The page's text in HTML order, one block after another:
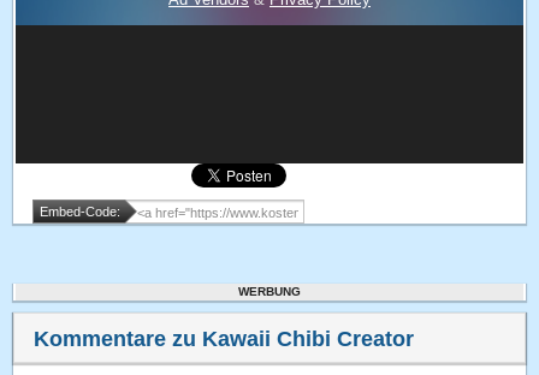
Embed-Code:
WERBUNG
Kommentare zu Kawaii Chibi Creator